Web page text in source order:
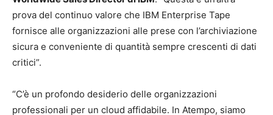
prova del continuo valore che IBM Enterprise Tape
fornisce alle organizzazioni alle prese con l’archiviazione
sicura e conveniente di quantità sempre crescenti di dati
critici”.
“C’è un profondo desiderio delle organizzazioni
professionali per un cloud affidabile. In Atempo, siamo